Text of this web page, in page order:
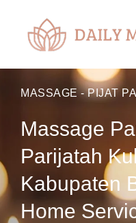
MASSAGE - PIJAT
Massage
Parijatah
Kabupaten
Home